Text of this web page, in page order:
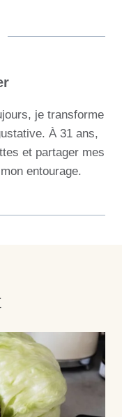
je transforme
À 31 ans,
et partager mes
entourage.